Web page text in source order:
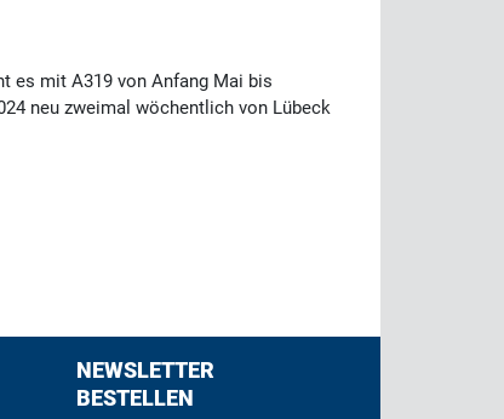
es mit A319 von Anfang Mai bis
neu zweimal wöchentlich von Lübeck
NEWSLETTER
BESTELLEN